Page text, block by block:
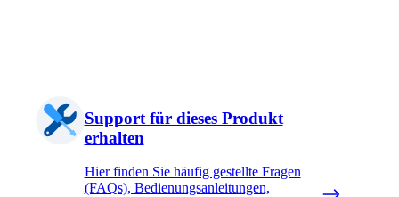
Support für dieses Produkt
erhalten
Hier finden Sie häufig gestellte Fragen
(FAQs), Bedienungsanleitungen,